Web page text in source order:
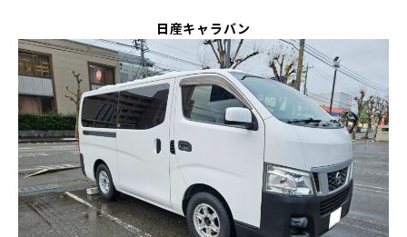
日産キャラバン